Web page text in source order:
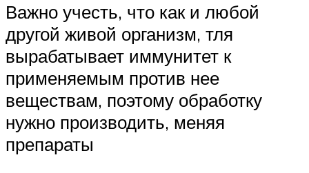
Важно учесть, что как и любой
другой живой организм, тля
вырабатывает иммунитет к
применяемым против нее
веществам, поэтому обработку
нужно производить, меняя
препараты